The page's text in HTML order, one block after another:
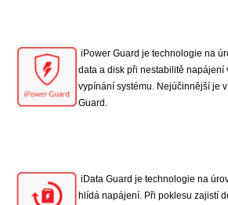
iPower Guard je technologie na
data a disk při nestabilitě napájení
vypínání systému. Nejúčinnější je
Guard.
iData Guard je technologie na
hlídá napájení. Při poklesu zajistí